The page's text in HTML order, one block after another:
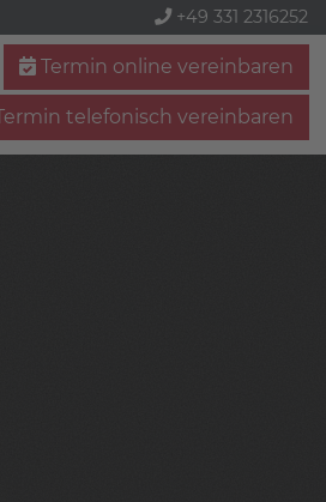
+49 331 2316252
Termin online vereinbaren
telefonisch vereinbaren